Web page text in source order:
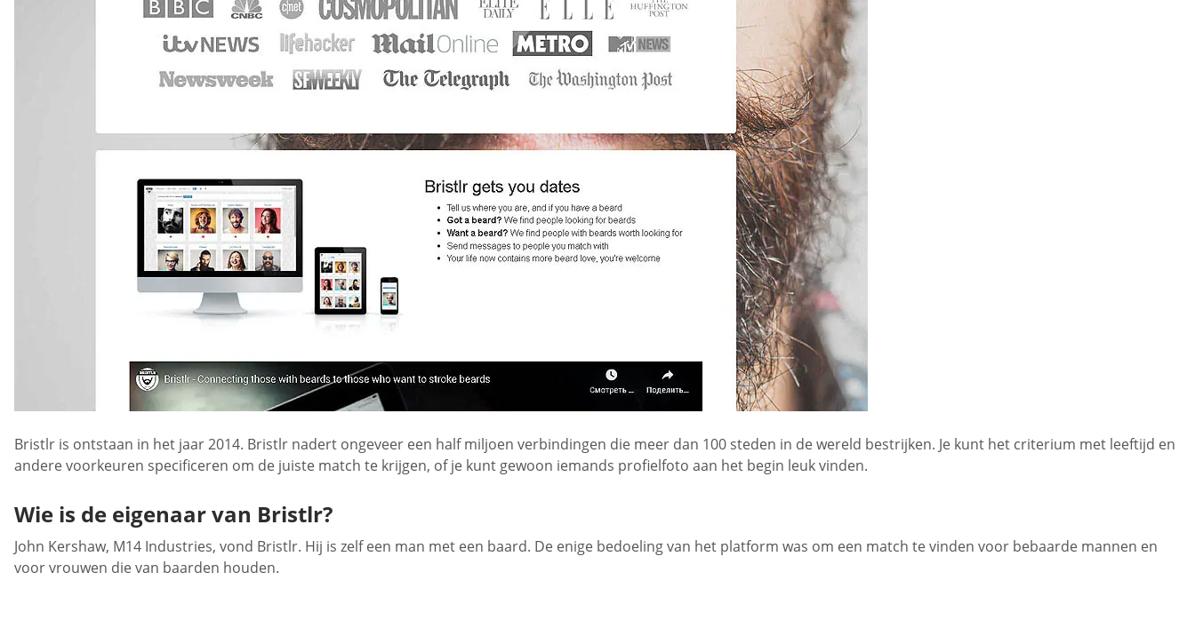
Bristlr is ontstaan in het jaar 2014. Bristlr nadert ongeveer een half miljoen verbindingen die meer dan 100 steden in de wereld bestrijken. Je kunt het criterium met leeftijd en
andere voorkeuren specificeren om de juiste match te krijgen, of je kunt gewoon iemands profielfoto aan het begin leuk vinden.
Wie is de eigenaar van Bristlr?
John Kershaw, M14 Industries, vond Bristlr. Hij is zelf een man met een baard. De enige bedoeling van het platform was om een match te vinden voor bebaarde mannen en
voor vrouwen die van baarden houden.